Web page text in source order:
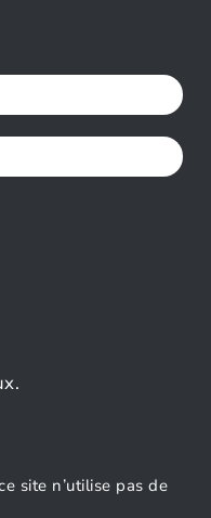
site n’utilise pas de